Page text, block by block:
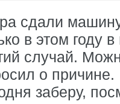
сдали
в этом году
случай.
о причине.
заберу,